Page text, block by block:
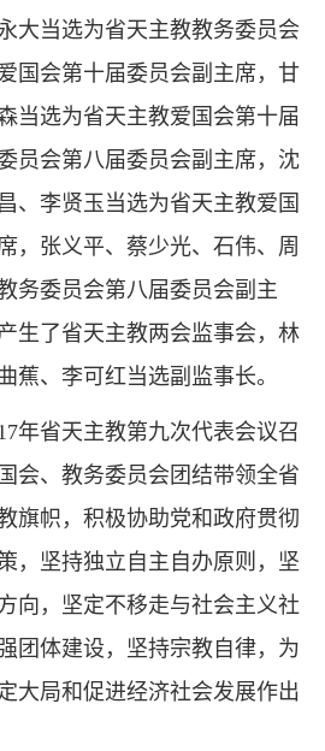
大当选为省天主教教务委员会
国会第十届委员会副主席，甘
当选为省天主教爱国会第十届
员会第八届委员会副主席，沈
、李贤玉当选为省天主教爱国
，张义平、蔡少光、石伟、周
务委员会第八届委员会副主
生了省天主教两会监事会，林
蕉、李可红当选副监事长。
年省天主教第九次代表会议召
会、教务委员会团结带领全省
旗帜，积极协助党和政府贯彻
，坚持独立自主自办原则，坚
向，坚定不移走与社会主义社
团体建设，坚持宗教自律，为
大局和促进经济社会发展作出